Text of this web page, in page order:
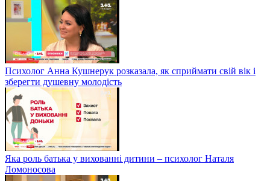
Психолог Анна Кушнерук розказала, як сприймати свій вік і
зберегти душевну молодість
Яка роль батька у вихованні дитини – психолог Наталя
Ломоносова